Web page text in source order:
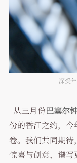
深受
从三月份巴塞尔
份的香江之约，今
卷。我们共同期
惊喜与创意，谱写